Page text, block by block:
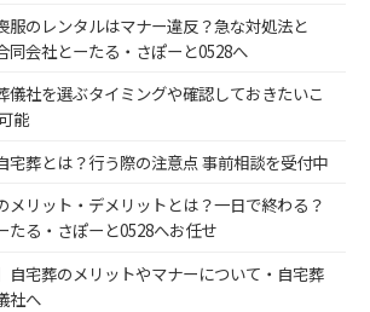
服のレンタルはマナー違反？急な対処法と
同会社とーたる・さぽーと0528へ
儀社を選ぶタイミングや確認しておきたいこ
能
宅葬とは？行う際の注意点 事前相談を受付中
メリット・デメリットとは？一日で終わる？
たる・さぽーと0528へお任せ
自宅葬のメリットやマナーについて・自宅葬
社へ